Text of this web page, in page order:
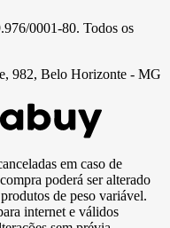
0001-80. Todos os
982, Belo Horizonte - MG
em caso de
poderá ser alterado
de peso variável.
internet e válidos